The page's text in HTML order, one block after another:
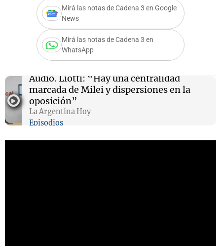
Mirá las notas de Cadena 3 en Google
News
Mirá las notas de Cadena 3 en
WhatsApp
Audio. Liotti: “Hay una centralidad
marcada de Milei y dispersiones en la
oposición”
La Argentina Hoy
Episodios